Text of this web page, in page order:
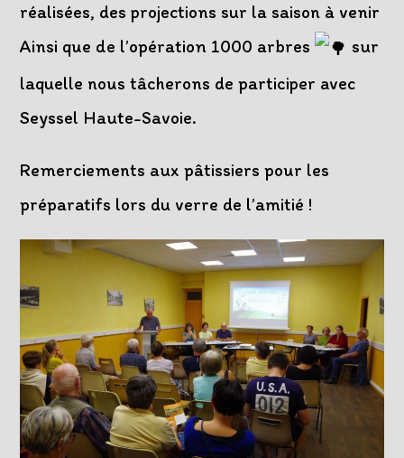
réalisées, des projections sur la saison à venir
Ainsi que de l’opération 1000 arbres
sur
laquelle nous tâcherons de participer avec
Seyssel Haute-Savoie.
Remerciements aux pâtissiers pour les
préparatifs lors du verre de l’amitié !